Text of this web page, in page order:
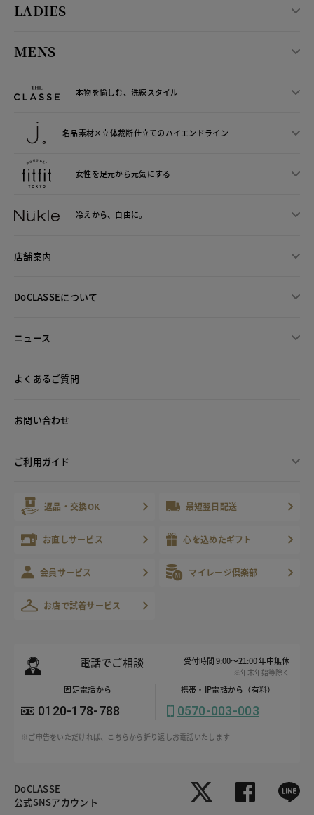
LADIES
MENS
本物を愉しむ、洗練スタイル
名品素材×立体裁断仕立てのハイエンドライン
女性を足元から元気にする
冷えから、 自由に。
店舗案内
DoCLASSEについて
ニュース
よくあるご質問
お問い合わせ
ご利用ガイド
返品・交換OK 最短翌日配送
お直しサービス 心を込めたギフト
会員サービス マイレージ倶楽部
お店で試着サービス
電話でご相談 受付時間 9:00～21:00 年中無休
※年末年始等除く
固定電話から
0120-178-788
携帯・IP電話から（有料）
0570-003-003
※ご申告をいただければ、こちらから折り返しお電話いたします
DoCLASSE
公式SNSアカウント